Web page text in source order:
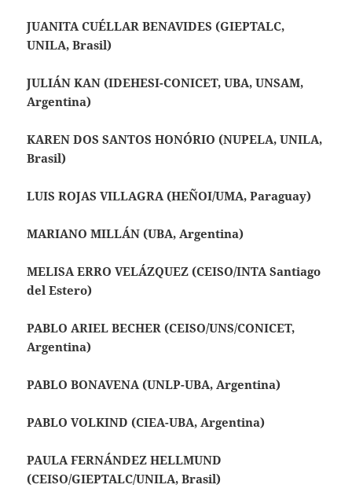
JUANITA CUÉLLAR BENAVIDES (GIEPTALC,
UNILA, Brasil)
JULIÁN KAN (IDEHESI-CONICET, UBA, UNSAM,
Argentina)
KAREN DOS SANTOS HONÓRIO (NUPELA, UNILA,
Brasil)
LUIS ROJAS VILLAGRA (HEÑOI/UMA, Paraguay)
MARIANO MILLÁN (UBA, Argentina)
MELISA ERRO VELÁZQUEZ (CEISO/INTA Santiago
del Estero)
PABLO ARIEL BECHER (CEISO/UNS/CONICET,
Argentina)
PABLO BONAVENA (UNLP-UBA, Argentina)
PABLO VOLKIND (CIEA-UBA, Argentina)
PAULA FERNÁNDEZ HELLMUND
(CEISO/GIEPTALC/UNILA, Brasil)